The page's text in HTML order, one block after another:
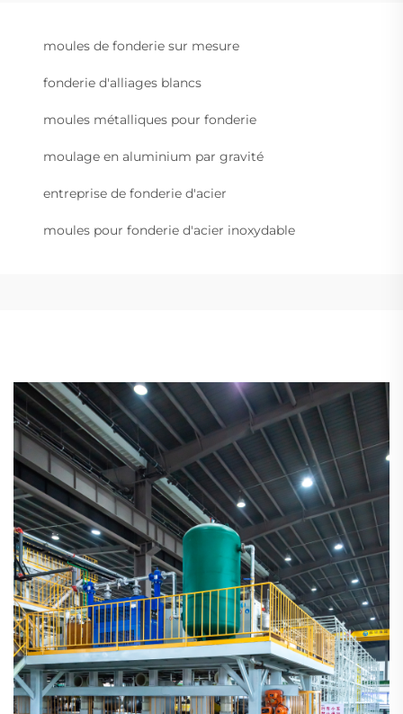
moules de fonderie sur mesure
fonderie d'alliages blancs
moules métalliques pour fonderie
moulage en aluminium par gravité
entreprise de fonderie d'acier
moules pour fonderie d'acier inoxydable